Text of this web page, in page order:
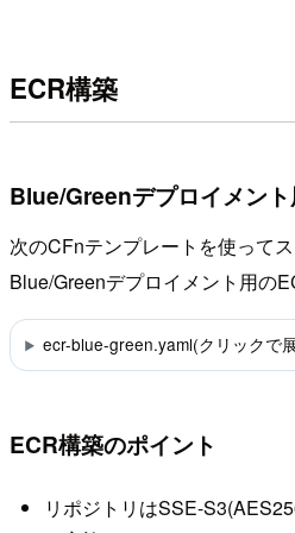
ECR構築
Blue/Greenデプロイメン
次のCFnテンプレートを使ってス
Blue/Greenデプロイメント用
ecr-blue-green.yaml(クリックで
ECR構築のポイント
リポジトリはSSE-